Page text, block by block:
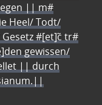
|| m#
Heel/ Todt/
#[et]c̃ tr#
gewissen/
|| durch